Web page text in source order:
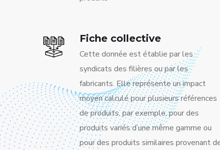
Fiche collective
Cette donnée est établie par les
syndicats des filières ou par les
fabricants. Elle représente un impact
moyen calculé pour plusieurs références
de produits, par exemple, pour des
produits variés d’une même gamme ou
pour des produits similaires provenant